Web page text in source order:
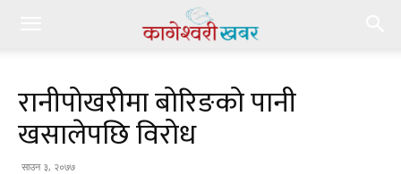
रानीपोखरीमा बोरिङको पानी
खसालेपछि विरोध
साउन ३, २०७७